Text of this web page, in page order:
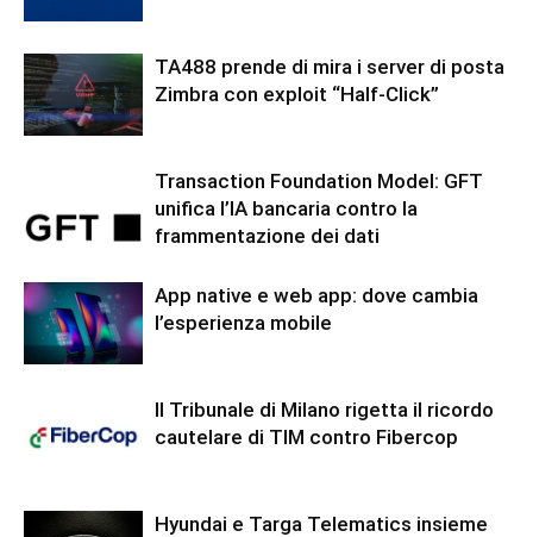
TA488 prende di mira i server di posta
Zimbra con exploit “Half-Click”
Transaction Foundation Model: GFT
unifica l’IA bancaria contro la
frammentazione dei dati
App native e web app: dove cambia
l’esperienza mobile
Il Tribunale di Milano rigetta il ricordo
cautelare di TIM contro Fibercop
Hyundai e Targa Telematics insieme